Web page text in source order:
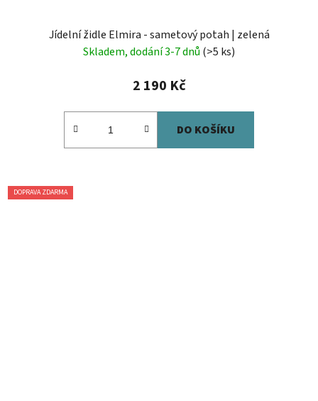
Jídelní židle Elmira - sametový potah | zelená
Skladem, dodání 3-7 dnů (>5 ks)
2 190 Kč
DO KOŠÍKU
DOPRAVA ZDARMA